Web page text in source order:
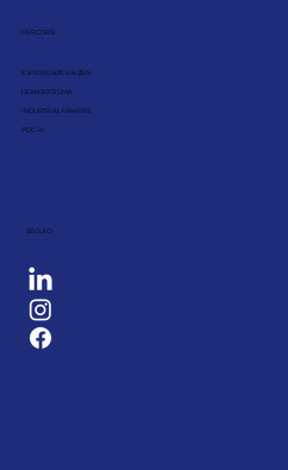
PERCORSI
ESPERIENZE KAIZEN
LEAN SIX SIGMA
INDUSTRIAL MAKERS
PDC-AI
SEGUICI